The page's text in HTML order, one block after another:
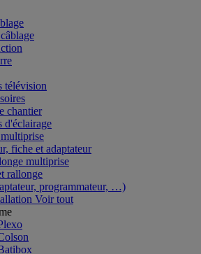
télévision
chantier
d'éclairage
fiche et adaptateur
multiprise
rallonge
programmateur, …)
Voir tout